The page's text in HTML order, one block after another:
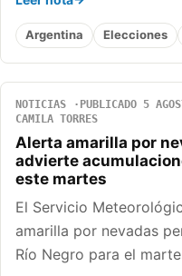
Argentina Elecciones
NOTICIAS PUBLICADO 5
CAMILA TORRES
Alerta amarilla por
advierte
este martes
El Servicio
amarilla por nevadas
Río Negro para el